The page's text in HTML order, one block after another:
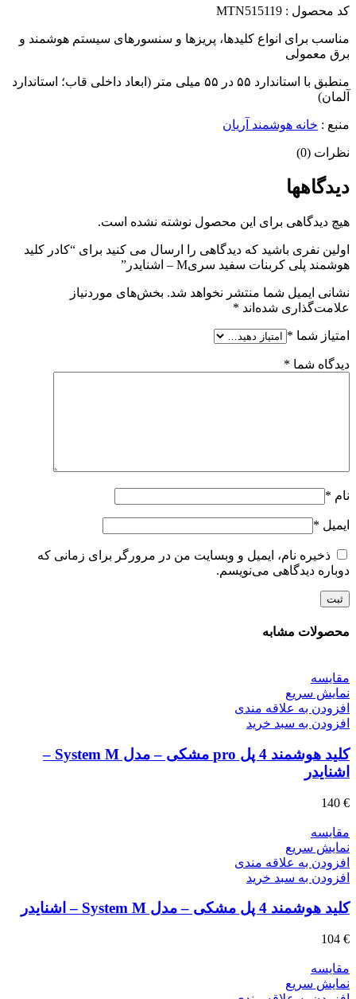
کد محصول : MTN515119
مناسب برای انواع کلیدها، پریزها و سنسورهای سیستم هوشمند و
برق معمولی
منطبق با استاندارد ۵۵ در ۵۵ میلی متر (ابعاد داخلی قاب؛ استاندارد
آلمان)
منبع : خانه هوشمند آریان
نظرات (0)
دیدگاهها
هیچ دیدگاهی برای این محصول نوشته نشده است.
اولین نفری باشید که دیدگاهی را ارسال می کنید برای “کادر کلید
هوشمند پلی کربنات سفید سریM – اشنایدر”
نشانی ایمیل شما منتشر نخواهد شد. بخش‌های موردنیاز
علامت‌گذاری شده‌اند *
امتیاز شما *
دیدگاه شما *
نام *
ایمیل *
ذخیره نام، ایمیل و وبسایت من در مرورگر برای زمانی که
دوباره دیدگاهی می‌نویسم.
محصولات مشابه
مقايسه
نمایش سریع
افزودن به علاقه مندی
افزودن به سبد خرید
کلید هوشمند 4 پل pro مشکی – مدل System M –
اشنایدر
140 €
مقايسه
نمایش سریع
افزودن به علاقه مندی
افزودن به سبد خرید
کلید هوشمند 4 پل مشکی – مدل System M – اشنایدر
104 €
مقايسه
نمایش سریع